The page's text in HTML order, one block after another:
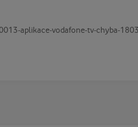
aplikace-vodafone-tv-chyba-